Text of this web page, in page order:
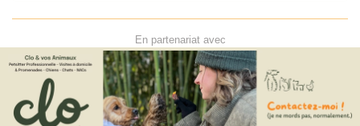
En partenariat avec